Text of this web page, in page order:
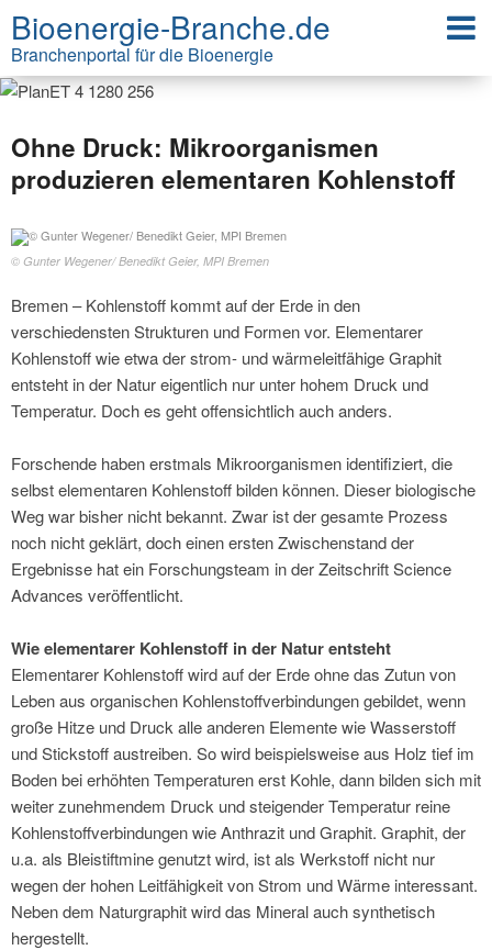
Bioenergie-Branche.de
Branchenportal für die Bioenergie
Ohne Druck: Mikroorganismen
produzieren elementaren Kohlenstoff
© Gunter Wegener/ Benedikt Geier, MPI Bremen
Bremen – Kohlenstoff kommt auf der Erde in den
verschiedensten Strukturen und Formen vor. Elementarer
Kohlenstoff wie etwa der strom- und wärmeleitfähige Graphit
entsteht in der Natur eigentlich nur unter hohem Druck und
Temperatur. Doch es geht offensichtlich auch anders.
Forschende haben erstmals Mikroorganismen identifiziert, die
selbst elementaren Kohlenstoff bilden können. Dieser biologische
Weg war bisher nicht bekannt. Zwar ist der gesamte Prozess
noch nicht geklärt, doch einen ersten Zwischenstand der
Ergebnisse hat ein Forschungsteam in der Zeitschrift Science
Advances veröffentlicht.
Wie elementarer Kohlenstoff in der Natur entsteht
Elementarer Kohlenstoff wird auf der Erde ohne das Zutun von
Leben aus organischen Kohlenstoffverbindungen gebildet, wenn
große Hitze und Druck alle anderen Elemente wie Wasserstoff
und Stickstoff austreiben. So wird beispielsweise aus Holz tief im
Boden bei erhöhten Temperaturen erst Kohle, dann bilden sich mit
weiter zunehmendem Druck und steigender Temperatur reine
Kohlenstoffverbindungen wie Anthrazit und Graphit. Graphit, der
u.a. als Bleistiftmine genutzt wird, ist als Werkstoff nicht nur
wegen der hohen Leitfähigkeit von Strom und Wärme interessant.
Neben dem Naturgraphit wird das Mineral auch synthetisch
hergestellt.